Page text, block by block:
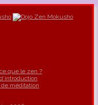
que le zen ?
de méditation